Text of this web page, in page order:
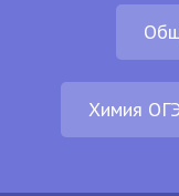
Химия